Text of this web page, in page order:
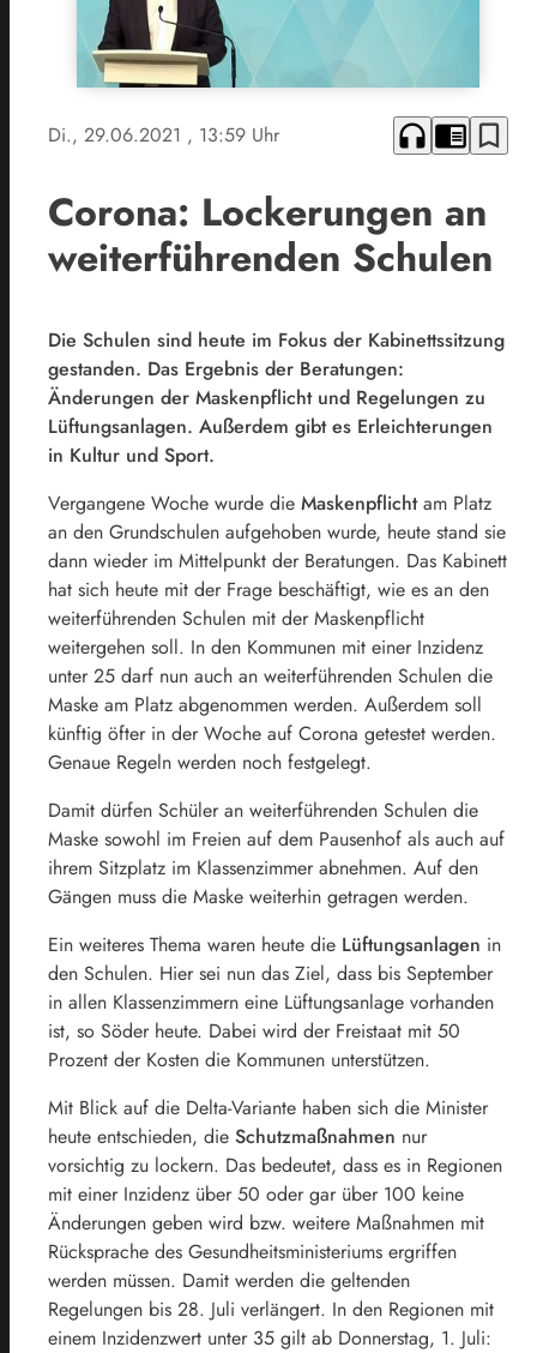
Di., 29.06.2021 , 13:59 Uhr headphones chrome_reader_mode bookmark_border
Corona: Lockerungen an
weiterführenden Schulen
Die Schulen sind heute im Fokus der Kabinettssitzung
gestanden. Das Ergebnis der Beratungen:
Änderungen der Maskenpflicht und Regelungen zu
Lüftungsanlagen. Außerdem gibt es Erleichterungen
in Kultur und Sport.
Vergangene Woche wurde die Maskenpflichtam Platz
an den Grundschulen aufgehoben wurde, heute stand sie
dann wieder im Mittelpunkt der Beratungen. Das Kabinett
hat sich heute mit der Frage beschäftigt, wie es an den
weiterführenden Schulen mit der Maskenpflicht
weitergehen soll. In den Kommunen mit einer Inzidenz
unter 25 darf nun auch an weiterführenden Schulen die
Maske am Platz abgenommen werden. Außerdem soll
künftig öfter in der Woche auf Corona getestet werden.
Genaue Regeln werden noch festgelegt.
Damit dürfen Schüler an weiterführenden Schulen die
Maske sowohl im Freien auf dem Pausenhof als auch auf
ihrem Sitzplatz im Klassenzimmer abnehmen. Auf den
Gängen muss die Maske weiterhin getragen werden.
Ein weiteres Thema waren heute die Lüftungsanlagen in
den Schulen. Hier sei nun das Ziel, dass bis September
in allen Klassenzimmern eine Lüftungsanlage vorhanden
ist, so Söder heute. Dabei wird der Freistaat mit 50
Prozent der Kosten die Kommunen unterstützen.
Mit Blick auf die Delta-Variante haben sich die Minister
heute entschieden, die Schutzmaßnahmen nur
vorsichtig zu lockern. Das bedeutet, dass es in Regionen
mit einer Inzidenz über 50 oder gar über 100 keine
Änderungen geben wird bzw. weitere Maßnahmen mit
Rücksprache des Gesundheitsministeriums ergriffen
werden müssen. Damit werden die geltenden
Regelungen bis 28. Juli verlängert. In den Regionen mit
einem Inzidenzwert unter 35 gilt ab Donnerstag, 1. Juli: